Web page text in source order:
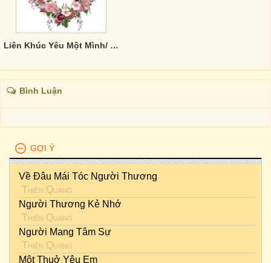
Liên Khúc Yêu Một Mình/ Giọt Lệ Đài Trang
Bình Luận
GỢI Ý
Về Đâu Mái Tóc Người Thương
Thiên Quang
Người Thương Kẻ Nhớ
Thiên Quang
Người Mang Tâm Sự
Thiên Quang
Một Thuở Yêu Em